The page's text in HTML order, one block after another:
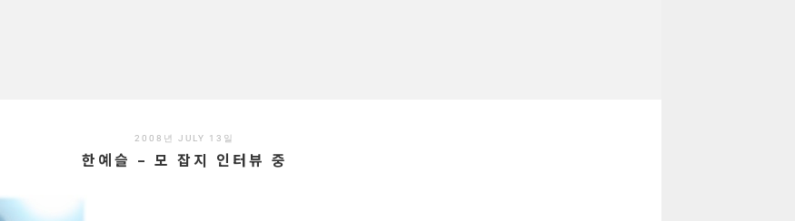
2008년 JULY 13일
한예슬 – 모 잡지 인터뷰 중